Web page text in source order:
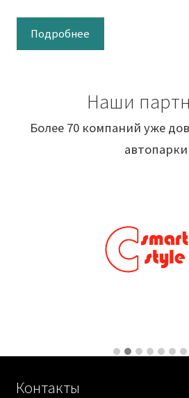
Подробнее
Наши
Более 70 компаний уже
автопарки
Контакты